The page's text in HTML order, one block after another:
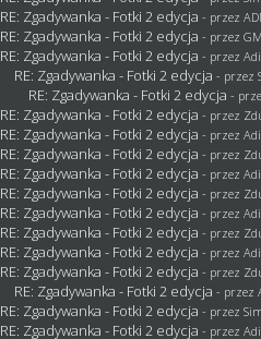
RE: Zgadywanka - Fotki 2 edycja - przez
RE: Zgadywanka - Fotki 2 edycja - przez
RE: Zgadywanka - Fotki 2 edycja - przez
RE: Zgadywanka - Fotki 2 edycja - przez
RE: Zgadywanka - Fotki 2 edycja -
RE: Zgadywanka - Fotki 2 edycja - przez
RE: Zgadywanka - Fotki 2 edycja - przez
RE: Zgadywanka - Fotki 2 edycja - przez
RE: Zgadywanka - Fotki 2 edycja - przez
RE: Zgadywanka - Fotki 2 edycja - przez
RE: Zgadywanka - Fotki 2 edycja - przez
RE: Zgadywanka - Fotki 2 edycja - przez
RE: Zgadywanka - Fotki 2 edycja - przez
RE: Zgadywanka - Fotki 2 edycja - przez
RE: Zgadywanka - Fotki 2 edycja - przez
RE: Zgadywanka - Fotki 2 edycja - przez
RE: Zgadywanka - Fotki 2 edycja - przez